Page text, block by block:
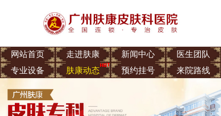
网站首页 走进肤康 新闻中心
医生团队
专业设备
肤康动态 预约挂号 来院路线